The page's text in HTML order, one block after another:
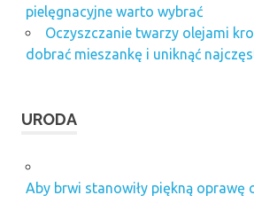
pielęgnacyjne warto wybrać
Oczyszczanie twarzy olejami
dobrać mieszankę i uniknąć
URODA
Aby brwi stanowiły piękną oprawę